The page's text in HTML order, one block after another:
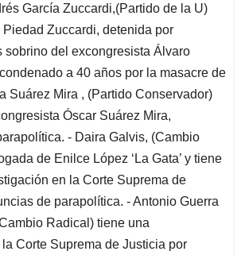
García Zuccardi,(Partido de la U)
Zuccardi, detenida por
sobrino del excongresista Álvaro
a 40 años por la masacre de
Suárez Mira , (Partido Conservador)
Óscar Suárez Mira,
- Daira Galvis, (Cambio
de Enilce López ‘La Gata’ y tiene
en la Corte Suprema de
de parapolítica. - Antonio Guerra
Radical) tiene una
Corte Suprema de Justicia por